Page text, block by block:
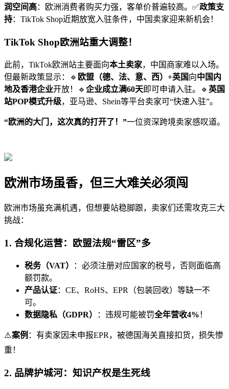
润空间高：欧洲消费者购买力强，客单价普遍较高。✅政策支
持：TikTok Shop近期放宽入驻条件，中国卖家迎来新机会！
TikTok Shop欧洲站重大调整！
此前，TikTok欧洲站主要面向本土卖家，中国商家难以入场。
但最新政策显示：🔹 欧盟（德、法、意、西）+英国 向中国内
地及香港企业开放！🔹 企业成立满60天即可申请入驻。🔹 英国
站POP模式升级，亚马逊、Shein等平台卖家可“快速入驻”。
“欧洲的大门，这次真的打开了！”一位资深跨境卖家感叹道。
欧洲市场虽香，但三大难关必须闯
欧洲市场虽充满机遇，但想要站稳脚跟，卖家们还需攻克三大
挑战：
1. 合规化运营：欧盟法规“雷区”多
税务（VAT）
：必须注册对应国家的税号，否则面临高
额罚款。
产品认证：CE、RoHS、EPR（包装回收）等缺一不
可。
数据隐私（GDPR）
：违规可能被罚全年营收4% ！
⚠️案例 ：有卖家因未申报EPR，被德国海关直接扣货，损失惨
重！
2. 品牌护城河：知识产权是生死线